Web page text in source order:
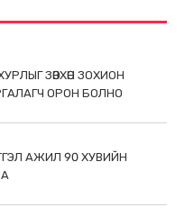
ЗӨВХӨН ЗОХИОН
ОРОН БОЛНО
АЖИЛ 90 ХУВИЙН